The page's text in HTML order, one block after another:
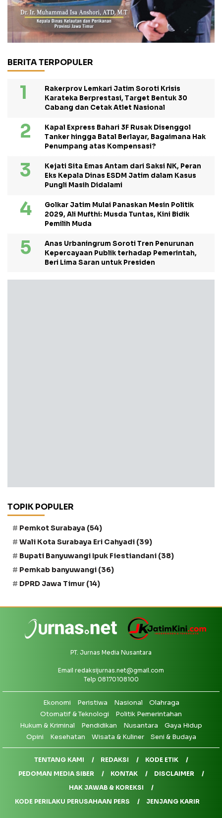
BERITA TERPOPULER
Rakerprov Lemkari Jatim Soroti Krisis
Karateka Berprestasi, Target Bentuk 30
Cabang dan Cetak Atlet Nasional
Kapal Express Bahari 3F Rusak Disenggol
Tanker hingga Batal Berlayar, Bagaimana Hak
Penumpang atas Kompensasi?
Kejati Sita Emas Antam dari Saksi NK, Peran
Eks Kepala Dinas ESDM Jatim dalam Kasus
Pungli Masih Didalami
Golkar Jatim Mulai Panaskan Mesin Politik
2029, Ali Mufthi: Musda Tuntas, Kini Bidik
Pemilih Muda
Anas Urbaningrum Soroti Tren Penurunan
Kepercayaan Publik terhadap Pemerintah,
Beri Lima Saran untuk Presiden
TOPIK POPULER
Pemkot Surabaya (54)
Wali Kota Surabaya Eri Cahyadi (39)
Bupati Banyuwangi Ipuk Fiestiandani (38)
Pemkab banyuwangi (36)
DPRD Jawa Timur (14)
PT. Jurnas Media Nusantara
Email redaksijurnas.net@gmail.com
Telp 08170108100
Ekonomi Peristiwa Nasional
Olahraga
Otomatif & Teknologi
Politik Pemerintahan
Hukum & Kriminal
Pendidikan Nusantara
Gaya Hidup
Opini
Kesehatan Wisata & Kuliner Seni & Budaya
TENTANG KAMI REDAKSI
KODE ETIK
PEDOMAN MEDIA SIBER
KONTAK
DISCLAIMER
HAK JAWAB & KOREKSI
KODE PERILAKU PERUSAHAAN PERS
JENJANG KARIR